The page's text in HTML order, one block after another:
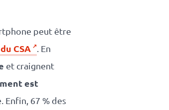
peut être
CSA
. En
et craignent
est
Enfin, 67 % des